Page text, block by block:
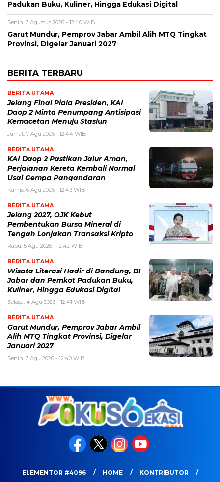
Padukan Buku, Kuliner, Hingga Edukasi Digital
Senin, 3 Agustus 2026 - 12:40 WIB
Garut Mundur, Pemprov Jabar Ambil Alih MTQ Tingkat
Provinsi, Digelar Januari 2027
BERITA TERBARU
BERITA UTAMA
Jelang Final Piala Presiden, KAI
Daop 2 Minta Penumpang Antisipasi
Kemacetan Menuju Stasiun
Jumat, 7 Agu 2026 - 12:44 WIB
BERITA UTAMA
KAI Daop 2 Pastikan Jalur Aman,
Perjalanan Kereta Kembali Normal
Usai Gempa Pangandaran
Kamis, 6 Agu 2026 - 12:43 WIB
BERITA UTAMA
Jelang 2027, OJK Kebut
Pembentukan Bursa Mineral di
Tengah Lonjakan Transaksi Kripto
Rabu, 5 Agu 2026 - 12:42 WIB
BERITA UTAMA
Wisata Literasi Hadir di Bandung, BI
Jabar dan Pemkot Padukan Buku,
Kuliner, Hingga Edukasi Digital
Selasa, 4 Agu 2026 - 12:41 WIB
BERITA UTAMA
Garut Mundur, Pemprov Jabar Ambil
Alih MTQ Tingkat Provinsi, Digelar
Januari 2027
Senin, 3 Agu 2026 - 12:40 WIB
ELEMENTOR #4096 HOME
KONTRIBUTOR